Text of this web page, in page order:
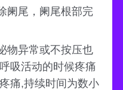
阑尾，阑尾根部完
物异常或不按压也
吸活动的时候疼痛
痛,持续时间为数小